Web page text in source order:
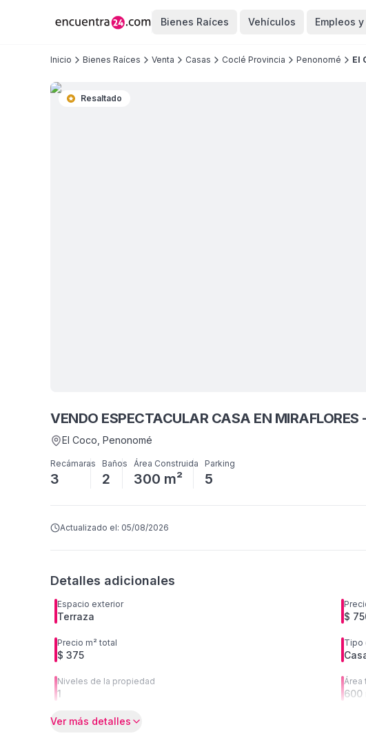
Bienes Raíces Vehículos Empleos
Inicio Bienes Raíces Venta Casas Coclé Provincia Penonomé El
Resaltado
VENDO ESPECTACULAR CASA EN MIRAFLORES
El Coco , Penonomé
Recámaras
3
Baños
2
Área Construida
300 m²
Parking
5
Actualizado el: 05/08/2026
Detalles adicionales
Espacio exterior
Terraza $
Precio m² total
$ 375
Tipo
Niveles de la propiedad
1
Área
600
Ver más detalles